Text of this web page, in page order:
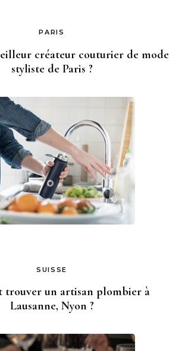
PARIS
créateur couturier de mode
styliste de Paris ?
SUISSE
trouver un artisan plombier à
Lausanne, Nyon ?